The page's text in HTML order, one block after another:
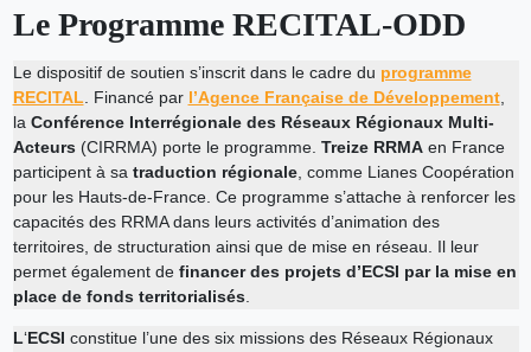
Le Programme RECITAL-ODD
Le dispositif de soutien s’inscrit dans le cadre du programme
RECITAL . Financé par l’Agence Française de Développement,
la Conférence Interrégionale des Réseaux Régionaux Multi-
Acteurs(CIRRMA) porte le programme. Treize RRMAen France
participent à sa traduction régionale, comme Lianes Coopération
pour les Hauts-de-France. Ce programme s’attache à renforcer les
capacités des RRMA dans leurs activités d’animation des
territoires, de structuration ainsi que de mise en réseau. Il leur
permet également definancer des projets d’ECSI par la mise en
place de fonds territorialisés.
L‘ECSI constitue l’une des six missions des Réseaux Régionaux